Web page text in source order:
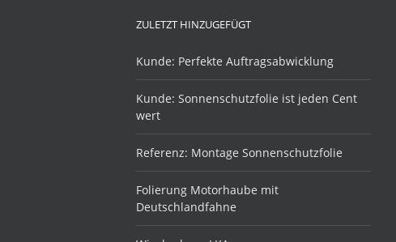
ZULETZT HINZUGEFÜGT
Kunde: Perfekte Auftragsabwicklung
Kunde: Sonnenschutzfolie ist jeden Cent
wert
Referenz: Montage Sonnenschutzfolie
Folierung Motorhaube mit
Deutschlandfahne